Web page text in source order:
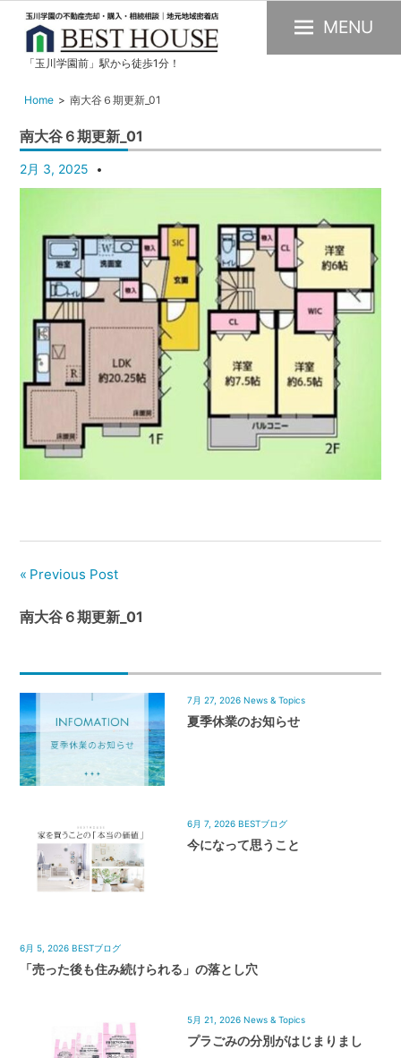
玉
川
園
の
不
産
入・
売
却・
賃
貸・
管
理
｜
地
BEST
「玉川学園前」駅から徒歩1分！
MENU
Home 南大谷６期更新_01
南大谷６期更新_01
2月 3, 2025
Previous Post
南大谷６期更新_01
7月 27, 2026 News & Topics
夏季休業のお知らせ
6月 7, 2026 BESTブログ
今になって思うこと
6月 5, 2026 BESTブログ
「売った後も住み続けられる」の落とし穴
5月 21, 2026 News & Topics
プラごみの分別がはじまりまし